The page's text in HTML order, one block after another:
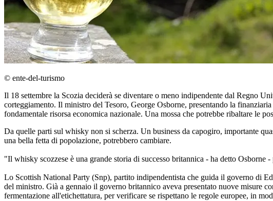
© ente-del-turismo
Il 18 settembre la Scozia deciderà se diventare o meno indipendente dal Regno
corteggiamento. Il ministro del Tesoro, George Osborne, presentando la
fondamentale risorsa economica nazionale. Una mossa che potrebbe ribaltare le
Da quelle parti sul whisky non si scherza. Un business da capogiro, importante
una bella fetta di popolazione, potrebbero cambiare.
"Il whisky scozzese è una grande storia di successo britannica - ha detto
Lo Scottish National Party (Snp), partito indipendentista che guida il governo di
del ministro. Già a gennaio il governo britannico aveva presentato nuove misure
fermentazione all'etichettatura, per verificare se rispettano le regole europee, in